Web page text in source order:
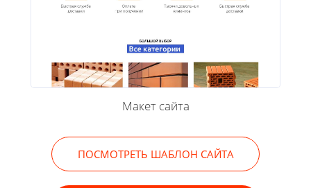
Макет сайта
ПОСМОТРЕТЬ ШАБЛОН САЙТА